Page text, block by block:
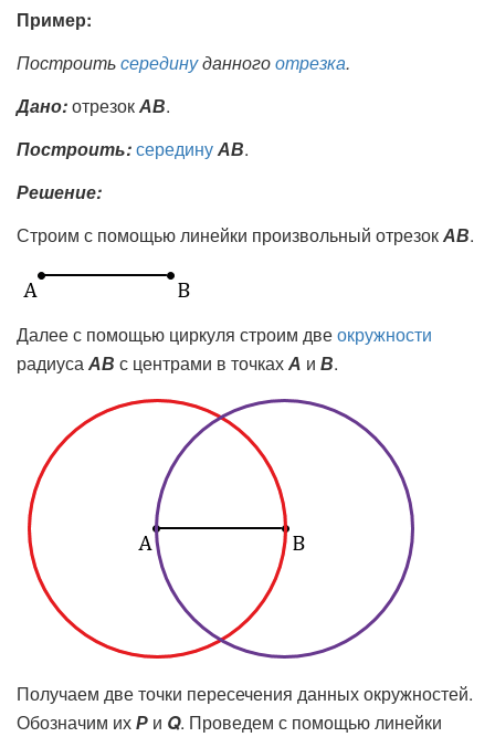
Пример:
Построитьсерединуданногоотрезка.
Дано:отрезокАВ.
Построить:серединуАВ.
Решение:
Строим с помощью линейки произвольный отрезокАВ.
Далее с помощью циркуля строим двеокружности
радиусаАВ с центрами в точкахА и В.
Получаем две точки пересечения данных окружностей.
Обозначим ихР и Q. Проведем с помощью линейки